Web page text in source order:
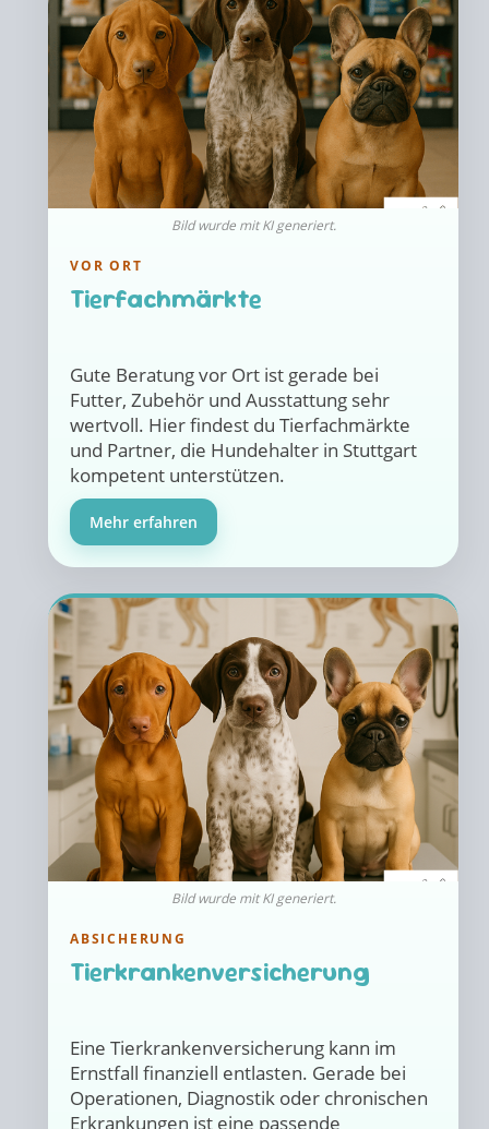
Bild wurde mit KI generiert.
VOR ORT
Tierfachmärkte
Gute Beratung vor Ort ist gerade bei
Futter, Zubehör und Ausstattung sehr
wertvoll. Hier findest du Tierfachmärkte
und Partner, die Hundehalter in Stuttgart
kompetent unterstützen.
Mehr erfahren
Bild wurde mit KI generiert.
ABSICHERUNG
Tierkrankenversicherung
Eine Tierkrankenversicherung kann im
Ernstfall finanziell entlasten. Gerade bei
Operationen, Diagnostik oder chronischen
Erkrankungen ist eine passende